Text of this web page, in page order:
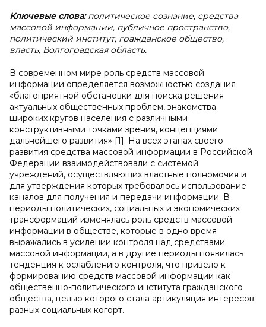
Ключевые слова:политическое сознание, средства
массовой информации, публичное пространство,
политический институт, гражданское общество,
власть, Волгоградская область.
В современном мире роль средств массовой
информации определяется возможностью создания
«благоприятной обстановки для поиска решения
актуальных общественных проблем, знакомства
широких кругов населения с различными
конструктивными точками зрения, концепциями
дальнейшего развития» [1]. На всех этапах своего
развития средства массовой информации в Российской
Федерации взаимодействовали с системой
учреждений, осуществляющих властные полномочия и
для утверждения которых требовалось использование
каналов для получения и передачи информации. В
периоды политических, социальных и экономических
трансформаций изменялась роль средств массовой
информации в обществе, которые в одно время
выражались в усилении контроля над средствами
массовой информации, а в другие периоды появилась
тенденция к ослаблению контроля, что привело к
формированию средств массовой информации как
общественно-политического института гражданского
общества, целью которого стала артикуляция интересов
разных социальных когорт.